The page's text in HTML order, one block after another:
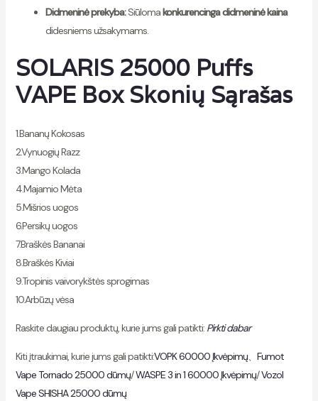
Didmeninė prekyba:Siūlomakonkurencinga didmeninė kaina
didesniems užsakymams.
SOLARIS 25000 Puffs
VAPE Box Skonių Sąrašas
1.Bananų Kokosas
2.Vynuogių Razz
3.Mango Kolada
4.Majamio Mėta
5.Mišrios uogos
6.Persikų uogos
7.Braškės Bananai
8.Braškės Kiviai
9.Tropinis vaivorykštės sprogimas
10.Arbūzų vėsa
Raskite daugiau produktų, kurie jums gali patikti:Pirkti dabar
Kiti įtraukimai, kurie jums gali patikti:VOPK 60000 Įkvėpimų、 Fumot
Vape Tornado 25000 dūmų/WASPE 3 in 1 60000 Įkvėpimų/Vozol
Vape SHISHA 25000 dūmų